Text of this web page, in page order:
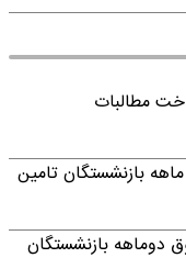
مطالبات
بازنشستگان تامین
دوماهه بازنشستگان